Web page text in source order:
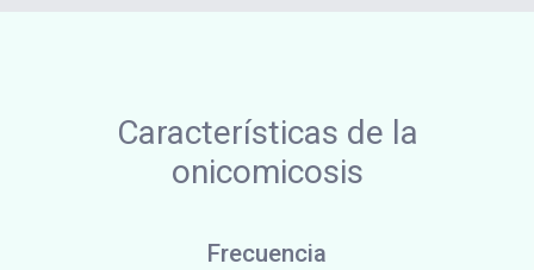
Características de la
onicomicosis
Frecuencia